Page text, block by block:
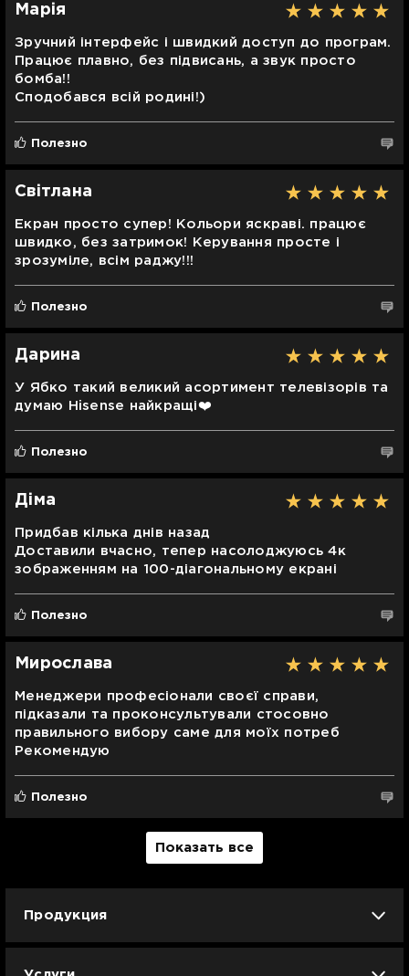
Марія
Зручний інтерфейс і швидкий доступ до програм.
Працює плавно, без підвисань, а звук просто
бомба!!
Сподобався всій родині!)
Полезно
Світлана
Екран просто супер! Кольори яскраві. працює
швидко, без затримок! Керування просте і
зрозуміле, всім раджу!!!
Полезно
Дарина
У Ябко такий великий асортимент телевізорів та
думаю Hisense найкращі❤️
Полезно
Діма
Придбав кілька днів назад
Доставили вчасно, тепер насолоджуюсь 4к
зображенням на 100-діагональному екрані
Полезно
Мирослава
Менеджери професіонали своєї справи,
підказали та проконсультували стосовно
правильного вибору саме для моїх потреб
Рекомендую
Полезно
Показать все
Продукция